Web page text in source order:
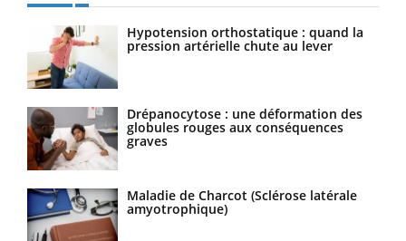
Hypotension orthostatique : quand la
pression artérielle chute au lever
Drépanocytose : une déformation des
globules rouges aux conséquences
graves
Maladie de Charcot (Sclérose latérale
amyotrophique)